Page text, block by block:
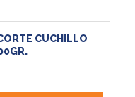
CUCHILLO